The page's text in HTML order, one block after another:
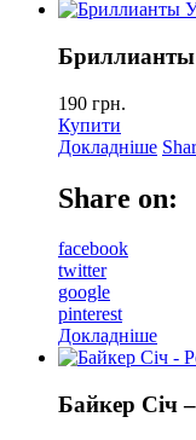
190 грн.
Купити
Докладніше
Share on:
facebook
twitter
google
pinterest
Докладніше
Байкер Сiч